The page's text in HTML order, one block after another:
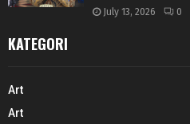
July 13, 2026 0
KATEGORI
Art
Art